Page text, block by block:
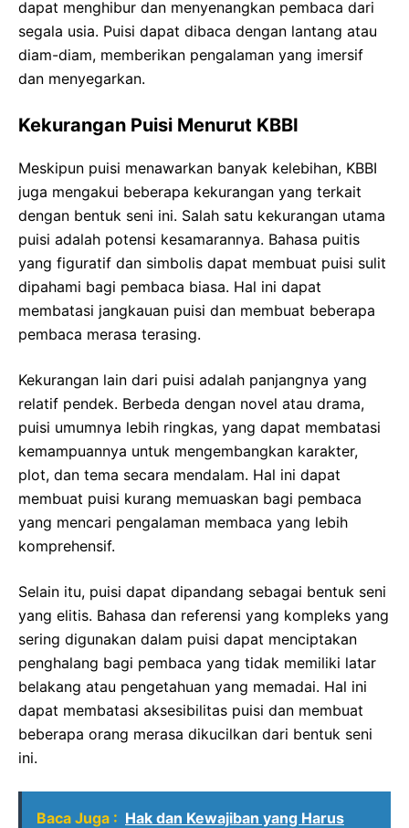
dapat menghibur dan menyenangkan pembaca dari
segala usia. Puisi dapat dibaca dengan lantang atau
diam-diam, memberikan pengalaman yang imersif
dan menyegarkan.
Kekurangan Puisi Menurut KBBI
Meskipun puisi menawarkan banyak kelebihan, KBBI
juga mengakui beberapa kekurangan yang terkait
dengan bentuk seni ini. Salah satu kekurangan utama
puisi adalah potensi kesamarannya. Bahasa puitis
yang figuratif dan simbolis dapat membuat puisi sulit
dipahami bagi pembaca biasa. Hal ini dapat
membatasi jangkauan puisi dan membuat beberapa
pembaca merasa terasing.
Kekurangan lain dari puisi adalah panjangnya yang
relatif pendek. Berbeda dengan novel atau drama,
puisi umumnya lebih ringkas, yang dapat membatasi
kemampuannya untuk mengembangkan karakter,
plot, dan tema secara mendalam. Hal ini dapat
membuat puisi kurang memuaskan bagi pembaca
yang mencari pengalaman membaca yang lebih
komprehensif.
Selain itu, puisi dapat dipandang sebagai bentuk seni
yang elitis. Bahasa dan referensi yang kompleks yang
sering digunakan dalam puisi dapat menciptakan
penghalang bagi pembaca yang tidak memiliki latar
belakang atau pengetahuan yang memadai. Hal ini
dapat membatasi aksesibilitas puisi dan membuat
beberapa orang merasa dikucilkan dari bentuk seni
ini.
Baca Juga : Hak dan Kewajiban yang Harus